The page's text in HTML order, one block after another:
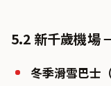
5.2 新千歲機場
冬季滑雪巴士